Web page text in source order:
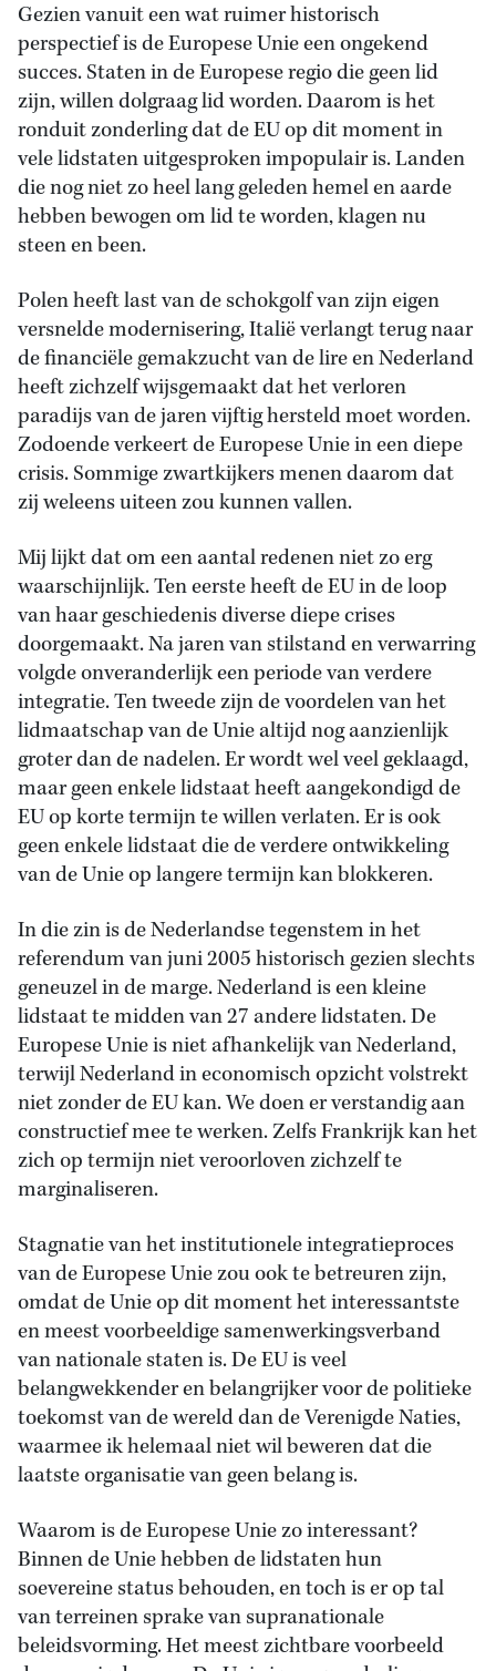
Gezien vanuit een wat ruimer historisch
perspectief is de Europese Unie een ongekend
succes. Staten in de Europese regio die geen lid
zijn, willen dolgraag lid worden. Daarom is het
ronduit zonderling dat de EU op dit moment in
vele lidstaten uitgesproken impopulair is. Landen
die nog niet zo heel lang geleden hemel en aarde
hebben bewogen om lid te worden, klagen nu
steen en been.
Polen heeft last van de schokgolf van zijn eigen
versnelde modernisering, Italië verlangt terug naar
de financiële gemakzucht van de lire en Nederland
heeft zichzelf wijsgemaakt dat het verloren
paradijs van de jaren vijftig hersteld moet worden.
Zodoende verkeert de Europese Unie in een diepe
crisis. Sommige zwartkijkers menen daarom dat
zij weleens uiteen zou kunnen vallen.
Mij lijkt dat om een aantal redenen niet zo erg
waarschijnlijk. Ten eerste heeft de EU in de loop
van haar geschiedenis diverse diepe crises
doorgemaakt. Na jaren van stilstand en verwarring
volgde onveranderlijk een periode van verdere
integratie. Ten tweede zijn de voordelen van het
lidmaatschap van de Unie altijd nog aanzienlijk
groter dan de nadelen. Er wordt wel veel geklaagd,
maar geen enkele lidstaat heeft aangekondigd de
EU op korte termijn te willen verlaten. Er is ook
geen enkele lidstaat die de verdere ontwikkeling
van de Unie op langere termijn kan blokkeren.
In die zin is de Nederlandse tegenstem in het
referendum van juni 2005 historisch gezien slechts
geneuzel in de marge. Nederland is een kleine
lidstaat te midden van 27 andere lidstaten. De
Europese Unie is niet afhankelijk van Nederland,
terwijl Nederland in economisch opzicht volstrekt
niet zonder de EU kan. We doen er verstandig aan
constructief mee te werken. Zelfs Frankrijk kan het
zich op termijn niet veroorloven zichzelf te
marginaliseren.
Stagnatie van het institutionele integratieproces
van de Europese Unie zou ook te betreuren zijn,
omdat de Unie op dit moment het interessantste
en meest voorbeeldige samenwerkingsverband
van nationale staten is. De EU is veel
belangwekkender en belangrijker voor de politieke
toekomst van de wereld dan de Verenigde Naties,
waarmee ik helemaal niet wil beweren dat die
laatste organisatie van geen belang is.
Waarom is de Europese Unie zo interessant?
Binnen de Unie hebben de lidstaten hun
soevereine status behouden, en toch is er op tal
van terreinen sprake van supranationale
beleidsvorming. Het meest zichtbare voorbeeld